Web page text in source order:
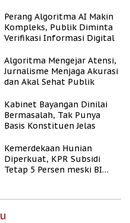
Perang Algoritma AI Makin
Kompleks, Publik Diminta
Verifikasi Informasi Digital
Algoritma Mengejar Atensi,
Jurnalisme Menjaga Akurasi
dan Akal Sehat Publik
Kabinet Bayangan Dinilai
Bermasalah, Tak Punya
Basis Konstituen Jelas
Kemerdekaan Hunian
Diperkuat, KPR Subsidi
Tetap 5 Persen meski BI